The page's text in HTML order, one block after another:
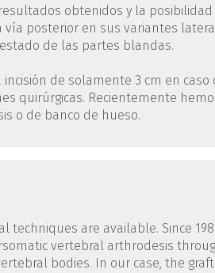
obtenidos y la posibilidad
posterior en sus variantes
de las partes blandas.
de solamente 3 cm en caso
quirúrgicas. Recientemente
o de banco de hueso.
are available. Since
vertebral arthrodesis
bodies. In our case, the